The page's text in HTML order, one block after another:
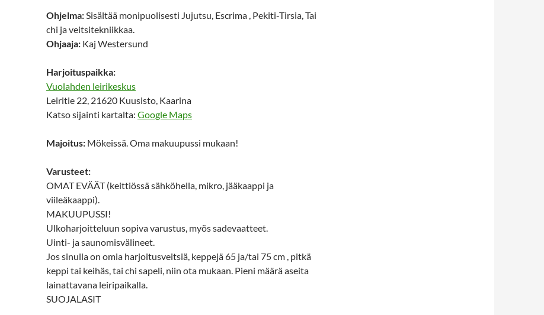
Ohjelma:Sisältää monipuolisesti Jujutsu, Escrima , Pekiti-Tirsia, Tai
chi ja veitsitekniikkaa.
Ohjaaja: Kaj Westersund
Harjoituspaikka:
Vuolahden leirikeskus
Leiritie 22, 21620 Kuusisto, Kaarina
Katso sijainti kartalta: Google Maps
Majoitus: Mökeissä. Oma makuupussi mukaan!
Varusteet:
OMAT EVÄÄT (keittiössä sähköhella, mikro, jääkaappi ja
viileäkaappi).
MAKUUPUSSI!
Ulkoharjoitteluun sopiva varustus, myös sadevaatteet.
Uinti- ja saunomisvälineet.
Jos sinulla on omia harjoitusveitsiä, keppejä 65 ja/tai 75 cm , pitkä
keppi tai keihäs, tai chi sapeli, niin ota mukaan. Pieni määrä aseita
lainattavana leiripaikalla.
SUOJALASIT